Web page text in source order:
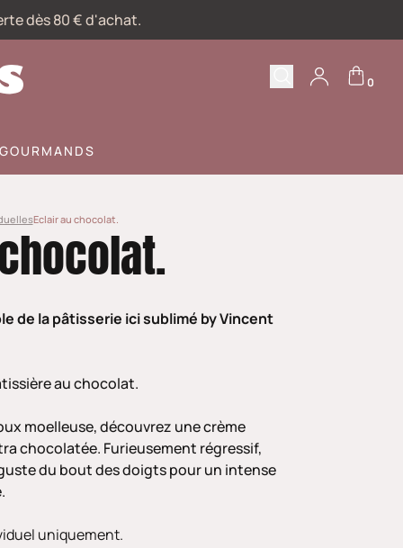
dès 80 € d'achat.
0
Eclair au chocolat.
de la pâtisserie ici sublimé by Vincent
au chocolat.
moelleuse, découvrez une crème
chocolatée. Furieusement régressif,
du bout des doigts pour un intense
uniquement.